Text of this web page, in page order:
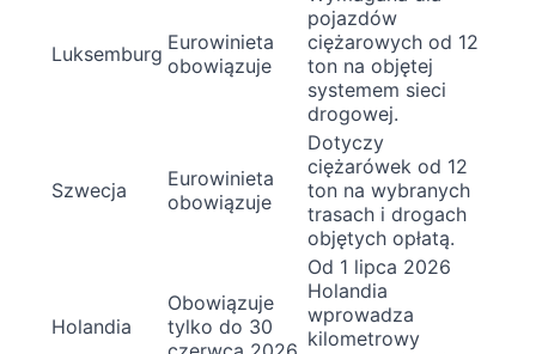
Luksemburg Eurowinieta
obowiązuje
pojazdów
ciężarowych od 12
ton na objętej
systemem sieci
drogowej.
Szwecja
Eurowinieta
obowiązuje
Dotyczy
ciężarówek od 12
ton na wybranych
trasach i drogach
objętych opłatą.
Holandia
Obowiązuje
tylko do 30
Od 1 lipca 2026
Holandia
wprowadza
kilometrowy